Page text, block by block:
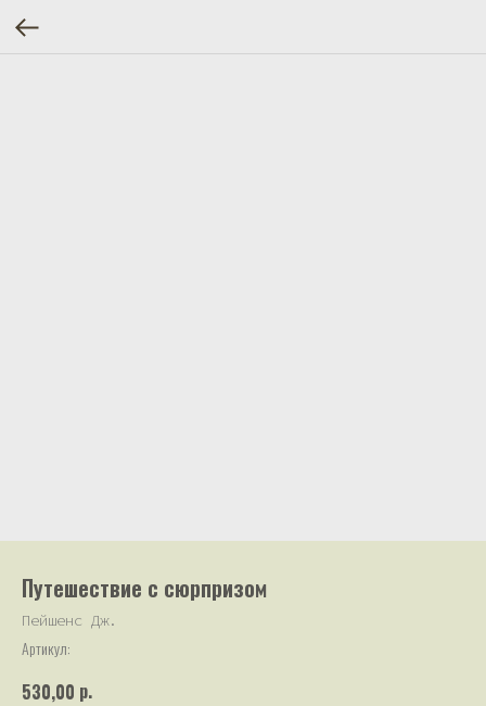
Путешествие с сюрпризом
Пейшенс Дж.
Артикул:
530,00 р.